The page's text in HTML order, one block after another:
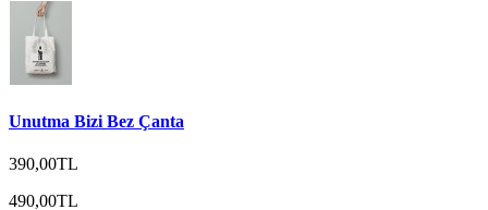
Unutma Bizi Bez Çanta
390,00TL
490,00TL